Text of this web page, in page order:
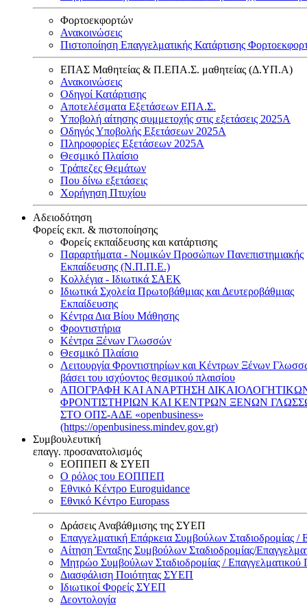
Φορτοεκφορτών
Ανακοινώσεις
Πιστοποίηση Επαγγελματικής Κατάρτισης
ΕΠΑΣ Μαθητείας & Π.ΕΠΑ.Σ. μαθητείας (Δ.ΥΠ.Α)
Ανακοινώσεις
Oδηγοί Κατάρτισης
Αποτελέσματα Εξετάσεων ΕΠΑ.Σ.
Υποβολή αίτησης συμμετοχής στις εξετάσεις 2025Α
Οδηγός Υποβολής Εξετάσεων 2025A
Πληροφορίες Εξετάσεων 2025Α
Θεσμικό Πλαίσιο
Τράπεζες Θεμάτων
Που δίνω εξετάσεις
Χορήγηση Πτυχίου
Αδειοδότηση
Φορείς εκπ. & πιστοποίησης
Φορείς εκπαίδευσης και κατάρτισης
Παραρτήματα - Νομικών Προσώπων Πανεπιστημιακής
Εκπαίδευσης (Ν.Π.Π.Ε.)
Κολλέγια - Ιδιωτικά ΣΑΕΚ
Ιδιωτικά Σχολεία Πρωτοβάθμιας και Δευτεροβάθμιας
Εκπαίδευσης
Κέντρα Δια Βίου Μάθησης
Φροντιστήρια
Κέντρα Ξένων Γλωσσών
Θεσμικό Πλαίσιο
Λειτουργία Φροντιστηρίων και Κέντρων Ξένων
βάσει του ισχύοντος θεσμικού πλαισίου
ΑΠΟΓΡΑΦΗ ΚΑΙ ΑΝΑΡΤΗΣΗ
ΦΡΟΝΤΙΣΤΗΡΙΩΝ ΚΑΙ ΚΕΝΤΡΩΝ ΞΕΝΩΝ
ΣΤΟ ΟΠΣ-ΑΔΕ «openbusiness»
(https://openbusiness.mindev.gov.gr)
Συμβουλευτική
επαγγ. προσανατολισμός
ΕΟΠΠΕΠ & ΣΥΕΠ
Ο ρόλος του ΕΟΠΠΕΠ
Εθνικό Κέντρο Euroguidance
Εθνικό Κέντρο Europass
Δράσεις Αναβάθμισης της ΣΥΕΠ
Επαγγελματική Επάρκεια Συμβούλων Σταδιοδρομίας /
Αίτηση Ένταξης Συμβούλων Σταδιοδρομίας/
Μητρώο Συμβούλων Σταδιοδρομίας / Επαγγελματικού
Διασφάλιση Ποιότητας ΣΥΕΠ
Ιδιωτικοί Φορείς ΣΥΕΠ
Δεοντολογία